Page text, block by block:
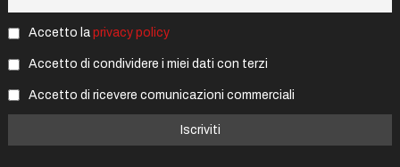
Accetto la privacy policy
Accetto di condividere i miei dati con terzi
Accetto di ricevere comunicazioni commerciali